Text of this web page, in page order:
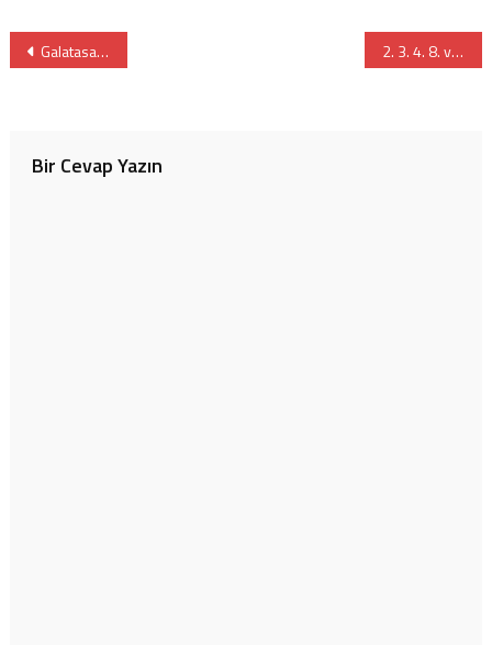
Yazı
Galatasaray Üniversitesi İç Sınavı 2. 3. 4. 8. ve 12. Sınıflarda da Yüz Yüze Eğitim Başlıyor
Bir Cevap Yazın